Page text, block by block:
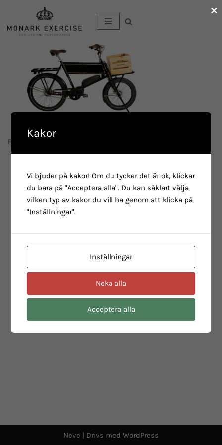
Hoppa
E-Truck MOEX
Neve | Drivs med WordPress
×
Kakor
Vi bjuder på kakor! Om du tycker det är ok, klickar
du bara på "Acceptera alla". Du kan såklart välja
vilken typ av kakor du vill ha genom att klicka på
"Inställningar".
Inställningar
Neka alla
Acceptera alla